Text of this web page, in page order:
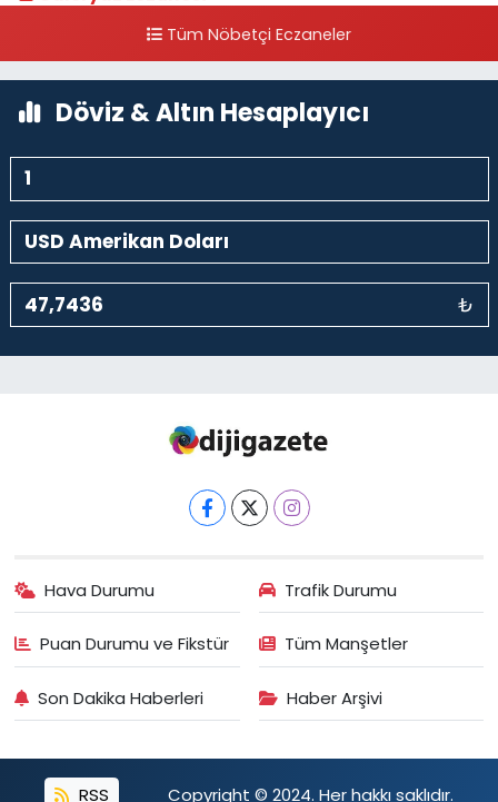
kalaycıbahçe Meydana DoğruTüm Nöbetçi Eczaneler
Döviz & Altın Hesaplayıcı
₺
Hava Durumu Trafik Durumu
Puan Durumu ve Fikstür Tüm Manşetler
Son Dakika Haberleri Haber Arşivi
RSS Copyright © 2024. Her hakkı saklıdır.